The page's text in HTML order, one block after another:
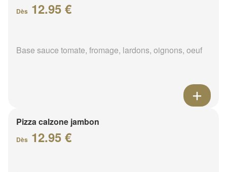
Dès 12.95 €
Base sauce tomate, fromage, lardons, oignons, oeuf
Pizza calzone jambon
Dès 12.95 €